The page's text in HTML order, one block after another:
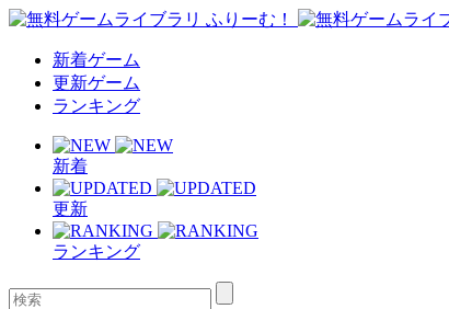
新着ゲーム
更新ゲーム
ランキング
新着
更新
ランキング